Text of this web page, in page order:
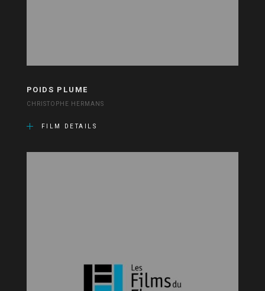
POIDS PLUME
CHRISTOPHE HERMANS
FILM DETAILS